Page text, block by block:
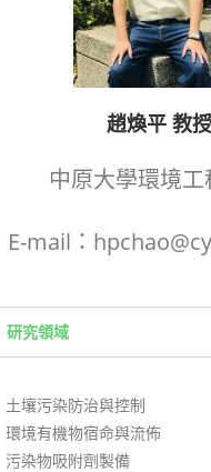
趙煥平 教授
中原大學環境工
E-mail：
研究領域
土壤污染防治與控制
環境有機物宿命與流佈
污染物吸附劑製備